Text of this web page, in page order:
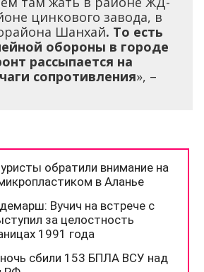
цинкового завода, в
Шанхай. То есть
обороны в городе
рассыпается на
сопротивления», –